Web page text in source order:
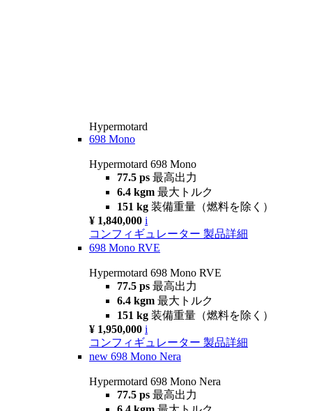
Hypermotard
698 Mono
Hypermotard 698 Mono
77.5 ps 最高出力
6.4 kgm 最大トルク
151 kg 装備重量（燃料を除く）
¥ 1,840,000 i
コンフィギュレーター 製品詳細
698 Mono RVE
Hypermotard 698 Mono RVE
77.5 ps 最高出力
6.4 kgm 最大トルク
151 kg 装備重量（燃料を除く）
¥ 1,950,000 i
コンフィギュレーター 製品詳細
new 698 Mono Nera
Hypermotard 698 Mono Nera
77.5 ps 最高出力